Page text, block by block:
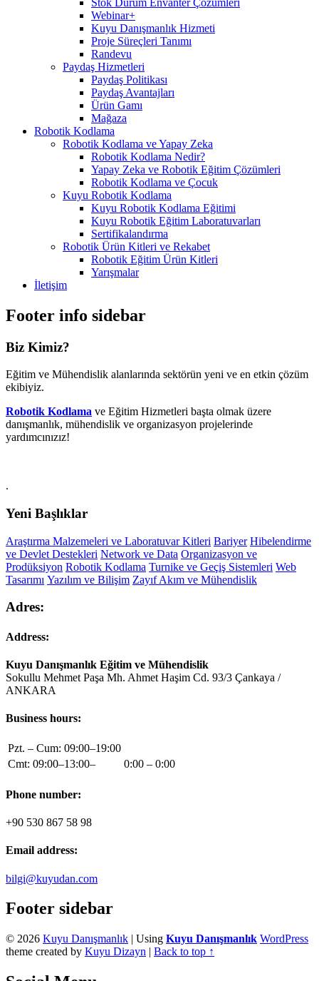
Webinar+
Kuyu Danışmanlık Hizmeti
Proje Süreçleri Tanımı
Randevu
Paydaş Hizmetleri
Paydaş Politikası
Paydaş Avantajları
Ürün Gamı
Mağaza
Robotik Kodlama
Robotik Kodlama ve Yapay Zeka
Robotik Kodlama Nedir?
Yapay Zeka ve Robotik Eğitim Çözümleri
Robotik Kodlama ve Çocuk
Kuyu Robotik Kodlama
Kuyu Robotik Kodlama Eğitimi
Kuyu Robotik Eğitim Laboratuvarları
Sertifikalandırma
Robotik Ürün Kitleri ve Rekabet
Robotik Eğitim Ürün Kitleri
Yarışmalar
İletişim
Footer info sidebar
Biz Kimiz?
Eğitim ve Mühendislik alanlarında sektörün yeni ve en etkin çözüm
ekibiyiz.
Robotik Kodlama ve Eğitim Hizmetleri başta olmak üzere
danışmanlık, mühendislik ve organizasyon projelerinde
yardımcınızız!
.
Yeni Başlıklar
Araştırma Malzemeleri ve Laboratuvar Kitleri Bariyer Hibelendirme
ve Devlet Destekleri Network ve Data Organizasyon ve
Prodüksiyon Robotik Kodlama Turnike ve Geçiş Sistemleri Web
Tasarımı Yazılım ve Bilişim Zayıf Akım ve Mühendislik
Adres:
Address:
Kuyu Danışmanlık Eğitim ve Mühendislik
Sokullu Mehmet Paşa Mh. Ahmet Haşim Cd. 93/3 Çankaya /
ANKARA
Business hours:
Pzt. – Cum: 09:00–19:00
Cmt: 09:00–13:00–
0:00 – 0:00
Phone number:
+90 530 867 58 98
Email address:
bilgi@kuyudan.com
Footer sidebar
© 2026 Kuyu Danışmanlık | Using Kuyu Danışmanlık WordPress
theme created by Kuyu Dizayn | Back to top ↑